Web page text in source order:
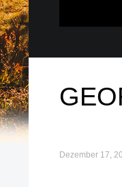
Dezember 17,